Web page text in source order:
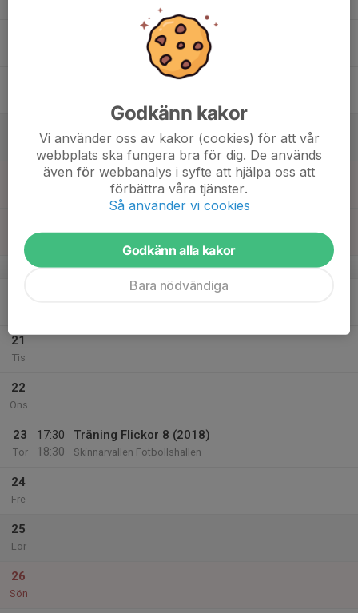
Träning Flickor 8 (2018)
Skinnarvallen Fotbollshallen
19:00
Fotbollshallen Skinnarvallen
09:00
ICA Bollen 8-12 år
Fotbollshallen Skinnarvallen
v.17
21
Tis
22
Ons
23
Tor
17:30
18:30
Träning Flickor 8 (2018)
Skinnarvallen Fotbollshallen
24
Fre
25
Lör
26
Sön
Godkänn kakor
Vi använder oss av kakor (cookies) för att vår
webbplats ska fungera bra för dig. De används
även för webbanalys i syfte att hjälpa oss att
förbättra våra tjänster.
Så använder vi cookies
Godkänn alla kakor
Bara nödvändiga